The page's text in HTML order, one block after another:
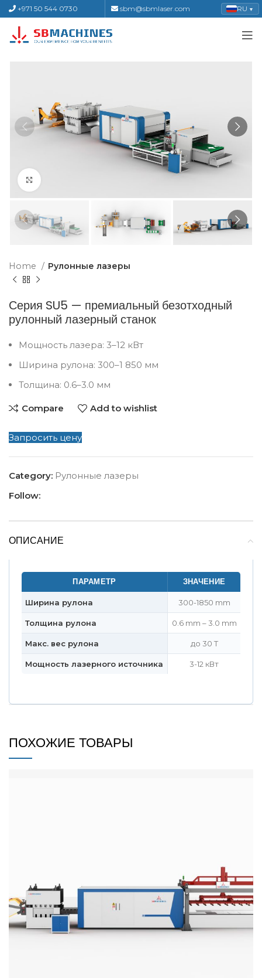
+971 50 544 0730 sbm@sbmlaser.com RU ▼
Home Рулонные лазеры
Серия SU5 — премиальный безотходный
рулонный лазерный станок
Мощность лазера: 3–12 кВт
Ширина рулона: 300–1 850 мм
Толщина: 0.6–3.0 мм
Compare Add to wishlist
Запросить цену
Category: Рулонные лазеры
Follow:
ОПИСАНИЕ
ПАРАМЕТР ЗНАЧЕНИЕ
Ширина рулона 300-1850 mm
Толщина рулона 0.6 mm – 3.0 mm
Макс. вес рулона до 30 T
Мощность лазерного источника 3-12 кВт
ПОХОЖИЕ ТОВАРЫ